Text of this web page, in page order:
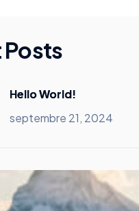
Posts
Hello World!
septembre 21, 2024